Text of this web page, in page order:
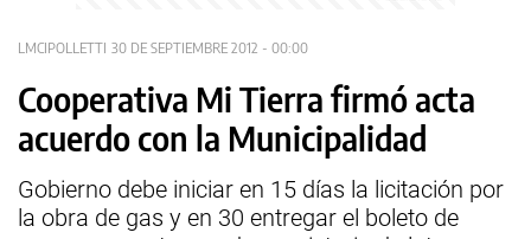
LMCIPOLLETTI 30 DE SEPTIEMBRE 2012 - 00:00
Cooperativa Mi Tierra firmó acta
acuerdo con la Municipalidad
Gobierno debe iniciar en 15 días la licitación por
la obra de gas y en 30 entregar el boleto de